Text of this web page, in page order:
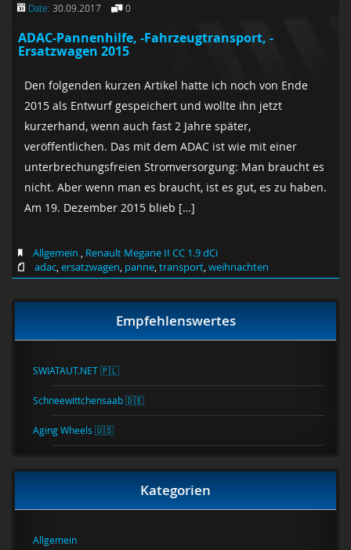
Date: 30.09.2017 0
ADAC-Pannenhilfe, -Fahrzeugtransport, -
Ersatzwagen 2015
Den folgenden kurzen Artikel hatte ich noch von Ende
2015 als Entwurf gespeichert und wollte ihn jetzt
kurzerhand, wenn auch fast 2 Jahre später,
veröffentlichen. Das mit dem ADAC ist wie mit einer
unterbrechungsfreien Stromversorgung: Man braucht es
nicht. Aber wenn man es braucht, ist es gut, es zu haben.
Am 19. Dezember 2015 blieb […]
Allgemein , Renault Megane II CC 1.9 dCi
adac,ersatzwagen, panne,transport,weihnachten
Empfehlenswertes
SWIATAUT.NET 🇵🇱
Schneewittchensaab 🇩🇪
Aging Wheels 🇺🇸
Kategorien
Allgemein